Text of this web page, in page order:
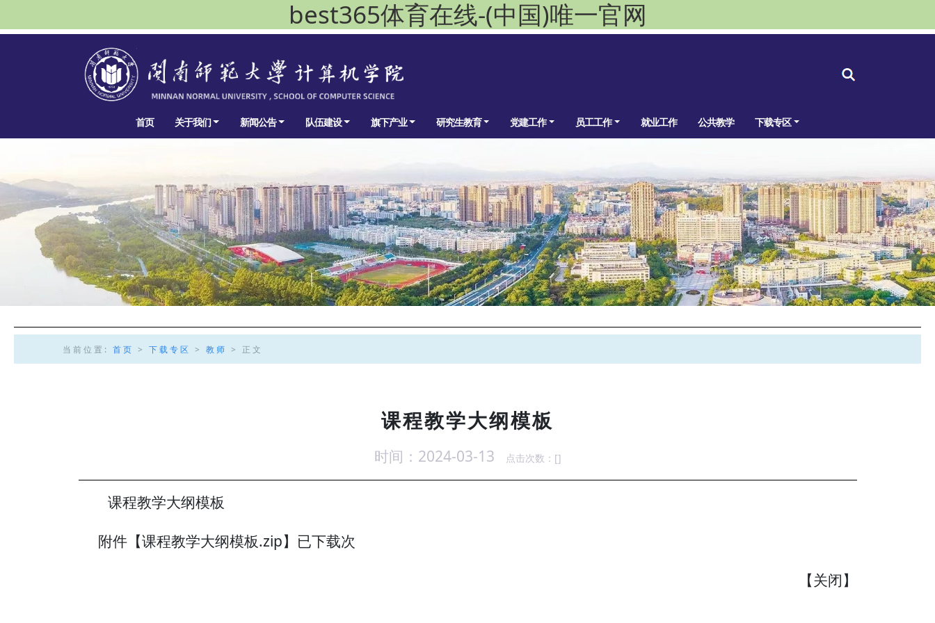
best365体育在线-(中国)唯一官网
首页 关于我们 新闻公告 队伍建设 旗下产业 研究生教育 党建工作 员工工作 就业工作 公共教学 下载专区
当前位置: 首页 > 下载专区 > 教师 > 正文
课程教学大纲模板
时间：2024-03-13 点击次数：[]
课程教学大纲模板
附件【课程教学大纲模板.zip】已下载次
【关闭】